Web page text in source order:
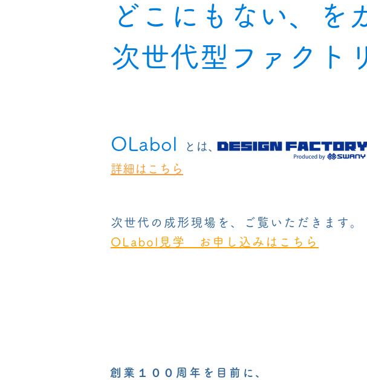
どこにもない、を
次世代型ファクト
​OLabol とは、
詳細はこちら
次世代の成形現場を、ご覧いただきます。
OLabol見学 お申し込みはこちら
創業１００周年を目前に、